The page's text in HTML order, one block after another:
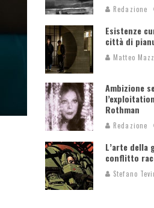
Redazione
Esistenze
città di
Matteo
Ambizione
Rothman
Redazione
L’arte della
conflitto
Stefano